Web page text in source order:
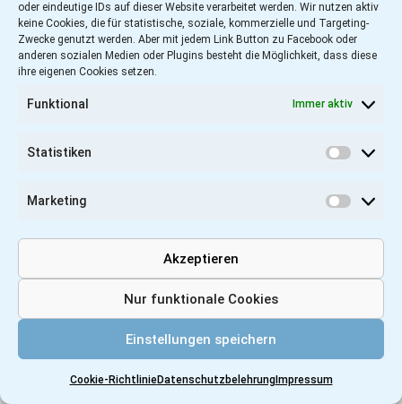
oder eindeutige IDs auf dieser Website verarbeitet werden. Wir nutzen aktiv
keine Cookies, die für statistische, soziale, kommerzielle und Targeting-
Zwecke genutzt werden. Aber mit jedem Link Button zu Facebook oder
anderen sozialen Medien oder Plugins besteht die Möglichkeit, dass diese
ihre eigenen Cookies setzen.
Funktional Immer aktiv
Statistiken
Marketing
Akzeptieren
Nur funktionale Cookies
Einstellungen speichern
Cookie-Richtlinie DatenschutzbelehrungImpressum